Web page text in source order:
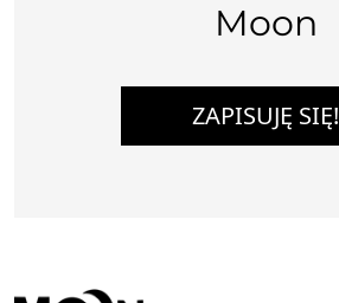
Moon
ZAPISUJĘ SIĘ!